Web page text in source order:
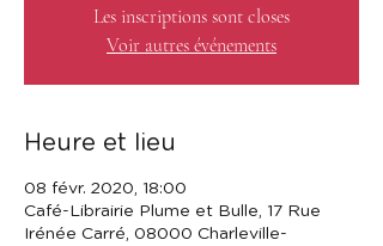
Les inscriptions sont closes
Voir autres événements
Heure et lieu
08 févr. 2020, 18:00
Café-Librairie Plume et Bulle, 17 Rue
Irénée Carré, 08000 Charleville-